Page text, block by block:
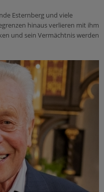
Esternberg und viele
hinaus verlieren mit ihm
und sein Vermächtnis werden